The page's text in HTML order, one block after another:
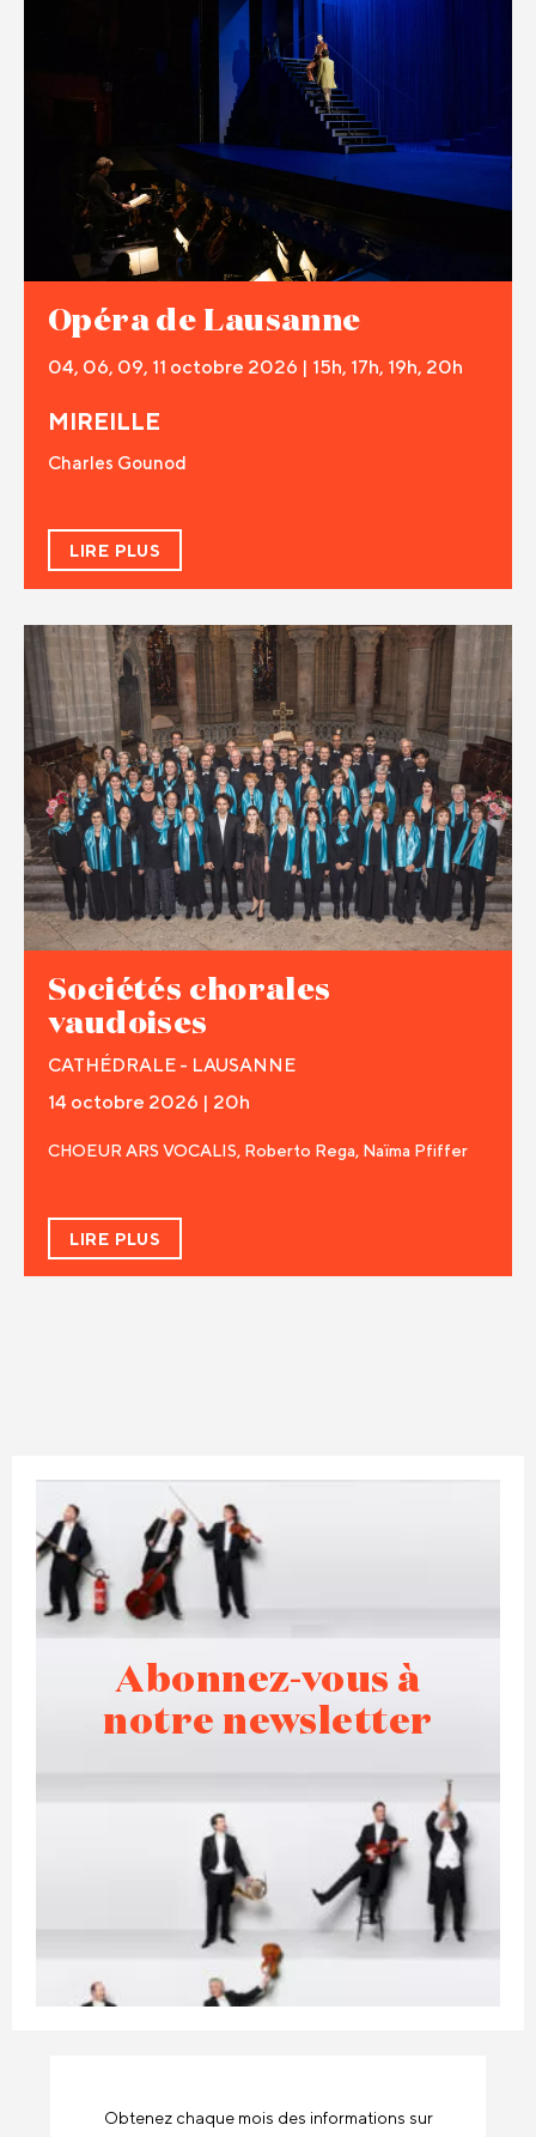
Opéra de Lausanne
04, 06, 09, 11 octobre 2026 | 15h, 17h, 19h, 20h
MIREILLE
Charles Gounod
LIRE PLUS
Sociétés chorales
vaudoises
CATHÉDRALE - LAUSANNE
14 octobre 2026 | 20h
CHOEUR ARS VOCALIS, Roberto Rega, Naïma Pfiffer
LIRE PLUS
Abonnez-vous à
notre newsletter
Obtenez chaque mois des informations sur